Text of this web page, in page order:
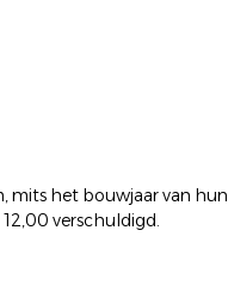
mits het bouwjaar van hun
12,00 verschuldigd.